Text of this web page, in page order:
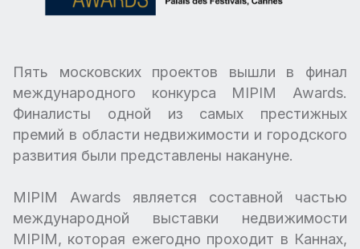
Пять московских проектов вышли в финал
международного конкурса MIPIM Awards.
Финалисты одной из самых престижных
премий в области недвижимости и городского
развития были представлены накануне.
MIPIM Awards является составной частью
международной выставки недвижимости
MIPIM, которая ежегодно проходит в Каннах,